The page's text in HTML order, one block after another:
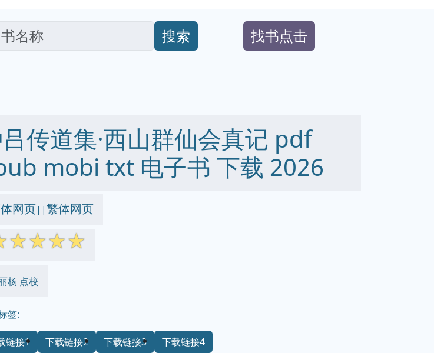
搜索 找书点击
传道集·西山群仙会真记 pdf
mobi txt 电子书 下载 2026
网页||繁体网页
☆☆☆☆
杨 点校
签:
链接1 下载链接2 下载链接3 下载链接4